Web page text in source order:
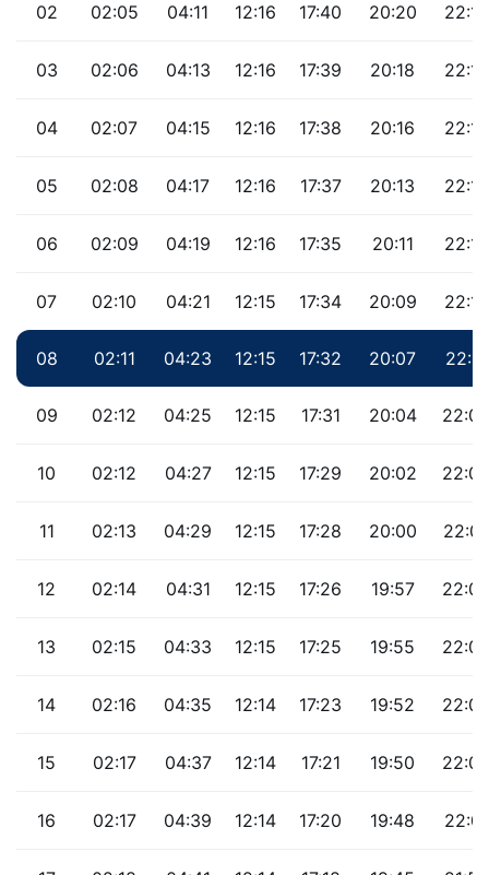
02 02:05 04:11 12:16 17:40 20:20 22:18
03 02:06 04:13 12:16 17:39 20:18 22:17
04 02:07 04:15 12:16 17:38 20:16 22:15
05 02:08 04:17 12:16 17:37 20:13 22:14
06 02:09 04:19 12:16 17:35 20:11 22:13
07 02:10 04:21 12:15 17:34 20:09 22:12
08 02:11 04:23 12:15 17:32 20:07 22:11
09 02:12 04:25 12:15 17:31 20:04 22:09
10 02:12 04:27 12:15 17:29 20:02 22:08
11 02:13 04:29 12:15 17:28 20:00 22:07
12 02:14 04:31 12:15 17:26 19:57 22:06
13 02:15 04:33 12:15 17:25 19:55 22:04
14 02:16 04:35 12:14 17:23 19:52 22:03
15 02:17 04:37 12:14 17:21 19:50 22:02
16 02:17 04:39 12:14 17:20 19:48 22:01